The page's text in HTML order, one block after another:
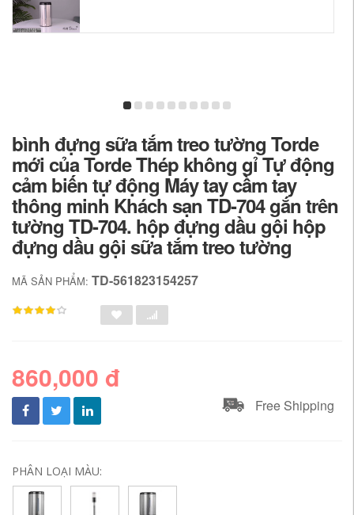
bình đựng sữa tắm treo tường Torde
mới của Torde Thép không gỉ Tự động
cảm biến tự động Máy tay cầm tay
thông minh Khách sạn TD-704 gắn trên
tường TD-704. hộp đựng dầu gội hộp
đựng dầu gội sữa tắm treo tường
MÃ SẢN PHẨM: TD-561823154257
860,000 đ
Free Shipping
PHÂN LOẠI MÀU: